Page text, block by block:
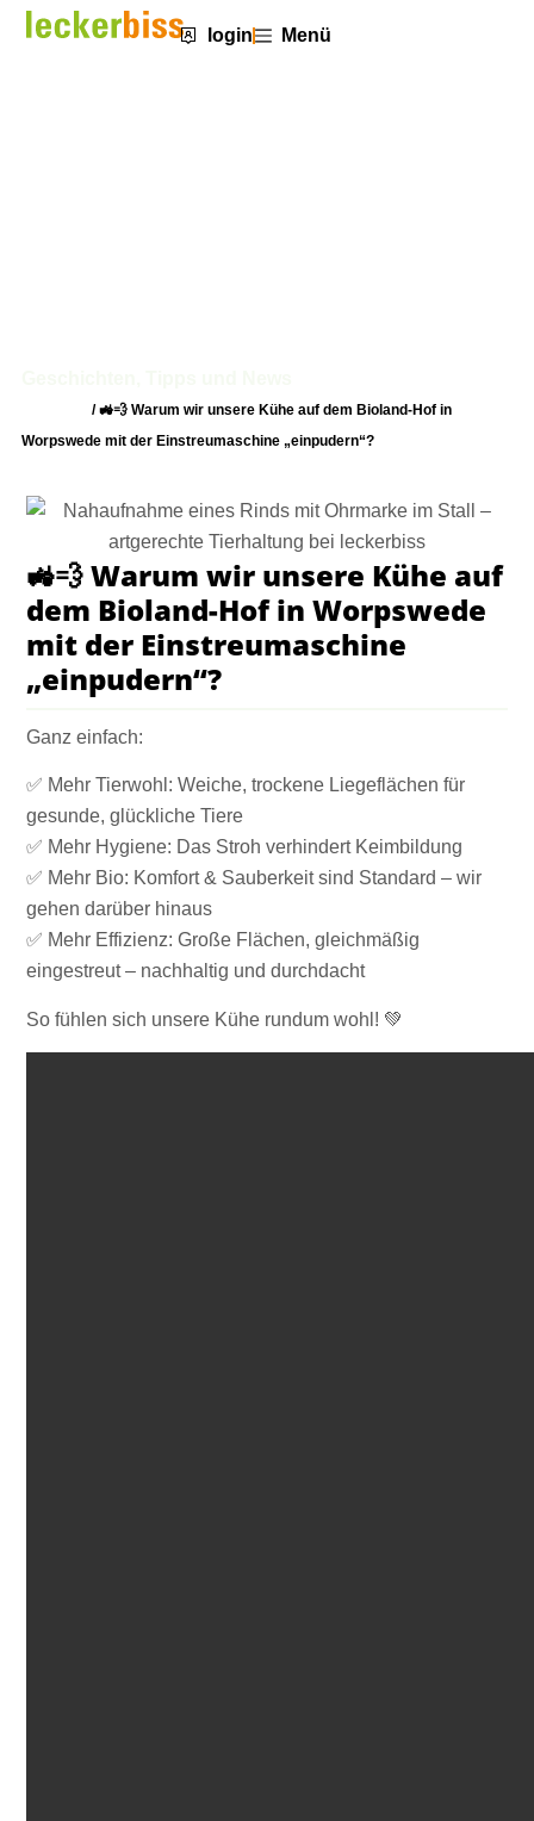
login Menü
/🚜💨 Warum wir unsere Kühe auf dem Bioland-Hof in
Worpswede mit der Einstreumaschine „einpudern“?
🚜💨 Warum wir unsere Kühe auf
dem Bioland-Hof in Worpswede
mit der Einstreumaschine
„einpudern“?
Ganz einfach:
✅ Mehr Tierwohl: Weiche, trockene Liegeflächen für
gesunde, glückliche Tiere
✅ Mehr Hygiene: Das Stroh verhindert Keimbildung
✅ Mehr Bio: Komfort & Sauberkeit sind Standard – wir
gehen darüber hinaus
✅ Mehr Effizienz: Große Flächen, gleichmäßig
eingestreut – nachhaltig und durchdacht
So fühlen sich unsere Kühe rundum wohl! 💚